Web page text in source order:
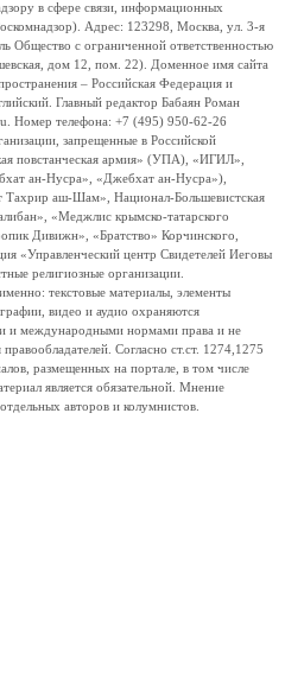
в сфере связи, информационных
Адрес: 123298, Москва, ул. 3-я
Общество с ограниченной ответственностью
дом 12, пом. 22). Доменное имя сайта
– Российская Федерация и
Главный редактор Бабаян Роман
Номер телефона: +7 (495) 950-62-26
запрещенные в Российской
повстанческая армия» (УПА), «ИГИЛ»,
ан-Нусра», «Джебхат ан-Нусра»),
Тахрир аш-Шам», Национал-Большевистская
«Меджлис крымско-татарского
Дивижн», «Братство» Корчинского,
«Управленческий центр Свидетелей Иеговы
религиозные организации.
текстовые материалы, элементы
видео и аудио охраняются
и международными нормами права и не
Согласно ст.ст. 1274,1275
размещенных на портале, в том числе
является обязательной. Мнение
авторов и колумнистов.